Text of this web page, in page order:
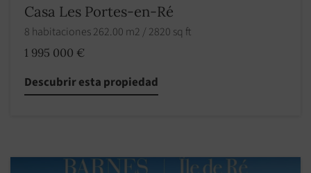
Casa Les Portes-en-Ré
8 habitaciones 262.00 m2 / 2820 sq ft
1 995 000 €
Descubrir esta propiedad